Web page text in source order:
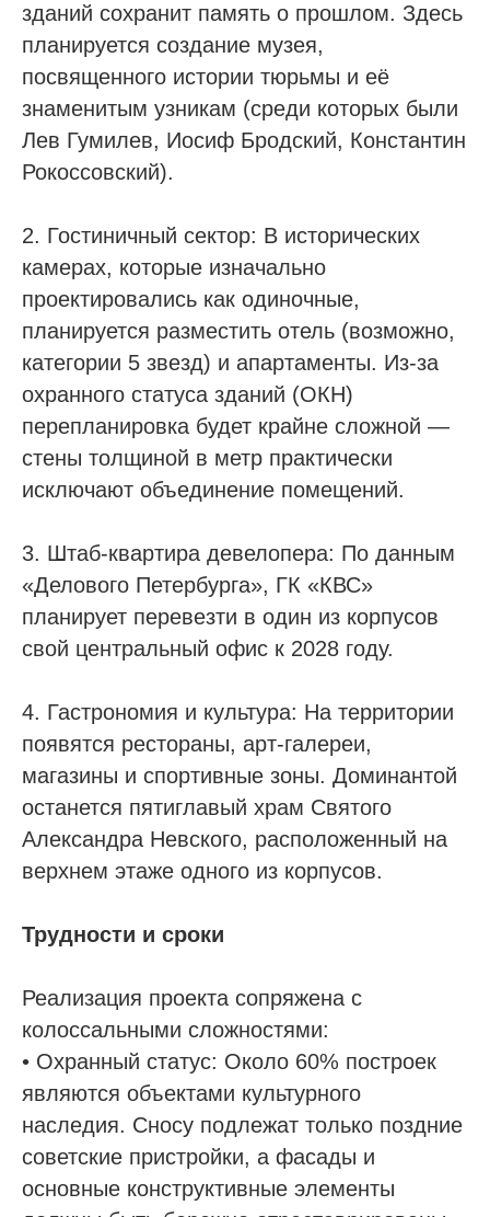
зданий сохранит память о прошлом. Здесь
планируется создание музея,
посвященного истории тюрьмы и её
знаменитым узникам (среди которых были
Лев Гумилев, Иосиф Бродский, Константин
Рокоссовский).
2. Гостиничный сектор: В исторических
камерах, которые изначально
проектировались как одиночные,
планируется разместить отель (возможно,
категории 5 звезд) и апартаменты. Из-за
охранного статуса зданий (ОКН)
перепланировка будет крайне сложной —
стены толщиной в метр практически
исключают объединение помещений.
3. Штаб-квартира девелопера: По данным
«Делового Петербурга», ГК «КВС»
планирует перевезти в один из корпусов
свой центральный офис к 2028 году.
4. Гастрономия и культура: На территории
появятся рестораны, арт-галереи,
магазины и спортивные зоны. Доминантой
останется пятиглавый храм Святого
Александра Невского, расположенный на
верхнем этаже одного из корпусов.
Трудности и сроки
Реализация проекта сопряжена с
колоссальными сложностями:
• Охранный статус: Около 60% построек
являются объектами культурного
наследия. Сносу подлежат только поздние
советские пристройки, а фасады и
основные конструктивные элементы
Напишите нам в мессенджер
8-800-350-88-67
9:00 - 18:00 Пн-Пт
Сообщество в Telegram
@sro_nostroy_nopriz1